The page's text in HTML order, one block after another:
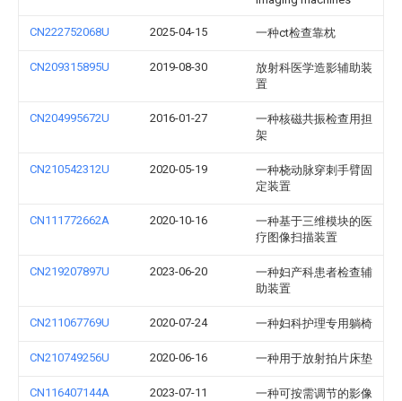
CN222752068U 2025-04-15 一种ct检查靠枕
CN209315895U 2019-08-30
放射科医学造影辅助装
置
CN204995672U 2016-01-27
一种核磁共振检查用担
架
CN210542312U 2020-05-19
一种桡动脉穿刺手臂固
定装置
CN111772662A 2020-10-16
一种基于三维模块的医
疗图像扫描装置
CN219207897U 2023-06-20
一种妇产科患者检查辅
助装置
CN211067769U 2020-07-24 一种妇科护理专用躺椅
CN210749256U 2020-06-16 一种用于放射拍片床垫
CN116407144A 2023-07-11
一种可按需调节的影像